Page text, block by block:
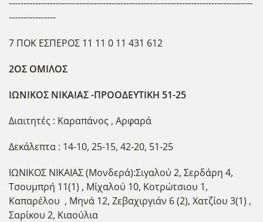
-----------------------------------------------------------------------------------
----------------
7 ΠΟΚ ΕΣΠΕΡΟΣ 11 11 0 11 431 612
2ΟΣ ΟΜΙΛΟΣ
ΙΩΝΙΚΟΣ ΝΙΚΑΙΑΣ -ΠΡΟΟΔΕΥΤΙΚΗ 51-25
Διαιτητές : Καραπάνος , Αρφαρά
Δεκάλεπτα : 14-10, 25-15, 42-20, 51-25
ΙΩΝΙΚΟΣ ΝΙΚΑΙΑΣ (Μονδερά):Σιγαλού 2, Σερδάρη 4,
Τσουμπρή 11(1) , Μίχαλού 10, Κοτρώτσιου 1,
Καπαρέλου , Μηνά 12, Ζεβαχιργιάν 6 (2), Χατζίου 3(1) ,
Σαρίκου 2, Κιαούλια